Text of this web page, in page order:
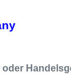
oder